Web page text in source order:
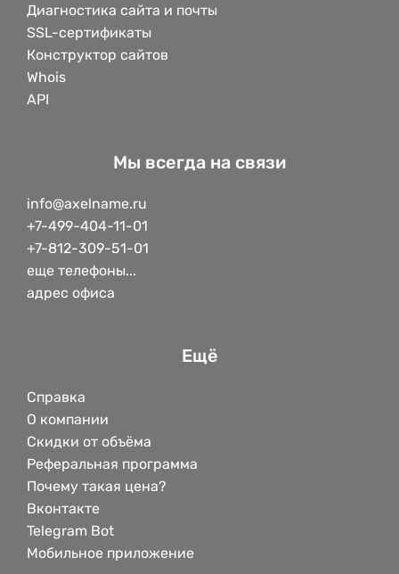
Диагностика сайта и почты
SSL-сертификаты
Конструктор сайтов
Whois
API
Мы всегда на связи
info@axelname.ru
+7-499-404-11-01
+7-812-309-51-01
еще телефоны...
адрес офиса
Ещё
Справка
О компании
Скидки от объёма
Реферальная программа
Почему такая цена?
Вконтакте
Telegram Bot
Мобильное приложение